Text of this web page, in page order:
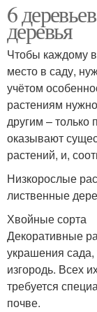
6
деревья
Чтобы каждому
место в саду,
учётом
растениям
другим – только
оказывают
растений, и,
Низкорослые
лиственные
Хвойные сорта
Декоративные
украшения сада,
изгородь. Всех
требуется
почве.